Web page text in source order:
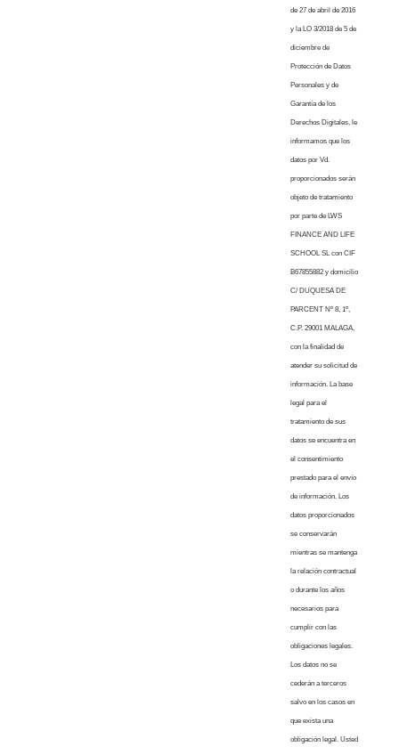
de 27 de abril de 2016
y la LO 3/2018 de 5 de
diciembre de
Protección de Datos
Personales y de
Garantía de los
Derechos Digitales, le
informamos que los
datos por Vd.
proporcionados serán
objeto de tratamiento
por parte de LWS
FINANCE AND LIFE
SCHOOL SL con CIF
B67855882 y domicilio
C/ DUQUESA DE
PARCENT Nº 8, 1º,
C.P. 29001 MALAGA,
con la finalidad de
atender su solicitud de
información. La base
legal para el
tratamiento de sus
datos se encuentra en
el consentimiento
prestado para el envío
de información. Los
datos proporcionados
se conservarán
mientras se mantenga
la relación contractual
o durante los años
necesarios para
cumplir con las
obligaciones legales.
Los datos no se
cederán a terceros
salvo en los casos en
que exista una
obligación legal. Usted